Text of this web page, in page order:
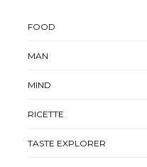
FOOD
MAN
MIND
RICETTE
TASTE EXPLORER